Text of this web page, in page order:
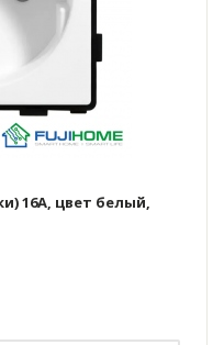
16А, цвет белый,